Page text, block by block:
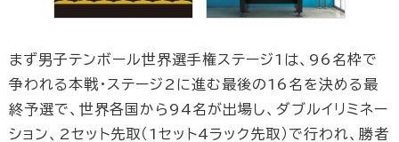
まず男子テンボール世界選手権ステージ1は、96名枠で
争われる本戦・ステージ2に進む最後の16名を決める最
終予選で、世界各国から94名が出場し、ダブルイリミネー
ション、2セット先取（1セット4ラック先取）で行われ、勝者